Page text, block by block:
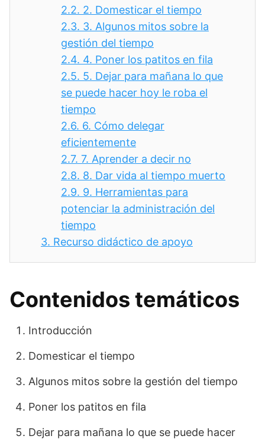
2.2. 2. Domesticar el tiempo
2.3. 3. Algunos mitos sobre la
gestión del tiempo
2.4. 4. Poner los patitos en fila
2.5. 5. Dejar para mañana lo que
se puede hacer hoy le roba el
tiempo
2.6. 6. Cómo delegar
eficientemente
2.7. 7. Aprender a decir no
2.8. 8. Dar vida al tiempo muerto
2.9. 9. Herramientas para
potenciar la administración del
tiempo
3. Recurso didáctico de apoyo
Contenidos temáticos
Introducción
Domesticar el tiempo
Algunos mitos sobre la gestión del tiempo
Poner los patitos en fila
Dejar para mañana lo que se puede hacer